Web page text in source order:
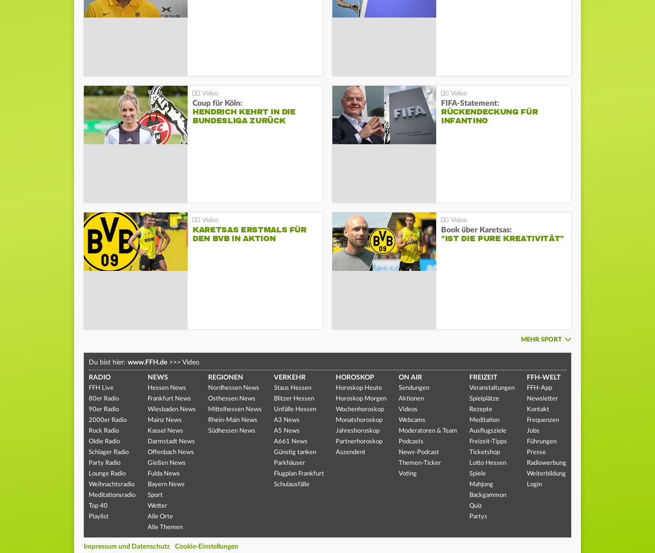
Coup für Köln:
HENDRICH KEHRT IN DIE
BUNDESLIGA ZURÜCK
FIFA-Statement:
RÜCKENDECKUNG FÜR
INFANTINO
KARETSAS ERSTMALS FÜR
DEN BVB IN AKTION
Book über Karetsas:
"IST DIE PURE KREATIVITÄT"
MEHR SPORT
Du bist hier: www.FFH.de >>> Video
RADIO
FFH Live
80er Radio
90er Radio
2000er Radio
Rock Radio
Oldie Radio
Schlager Radio
Party Radio
Lounge Radio
Weihnachtsradio
Meditationsradio
Top 40
Playlist
NEWS
Hessen News
Frankfurt News
Wiesbaden News
Mainz News
Kassel News
Darmstadt News
Offenbach News
Gießen News
Fulda News
Bayern News
Sport
Wetter
Alle Orte
Alle Themen
REGIONEN
Nordhessen News
Osthessen News
Mittelhessen News
Rhein-Main News
Südhessen News
VERKEHR
Staus Hessen
Blitzer Hessen
Unfälle Hessen
A3 News
A5 News
A661 News
Günstig tanken
Parkhäuser
Flugplan Frankfurt
Schulausfälle
HOROSKOP
Horoskop Heute
Horoskop Morgen
Wochenhoroskop
Monatshoroskop
Jahreshoroskop
Partnerhoroskop
Aszendent
ON AIR
Sendungen
Aktionen
Videos
Webcams
Moderatoren & Team
Podcasts
News-Podcast
Themen-Ticker
Voting
FREIZEIT
Veranstaltungen
Spielplätze
Rezepte
Meditation
Ausflugsziele
Freizeit-Tipps
Ticketshop
Lotto Hessen
Spiele
Mahjong
Backgammon
Quiz
Partys
FFH-WELT
FFH-App
Newsletter
Kontakt
Frequenzen
Jobs
Führungen
Presse
Radiowerbung
Weiterbildung
Login
Impressum und Datenschutz Cookie-Einstellungen